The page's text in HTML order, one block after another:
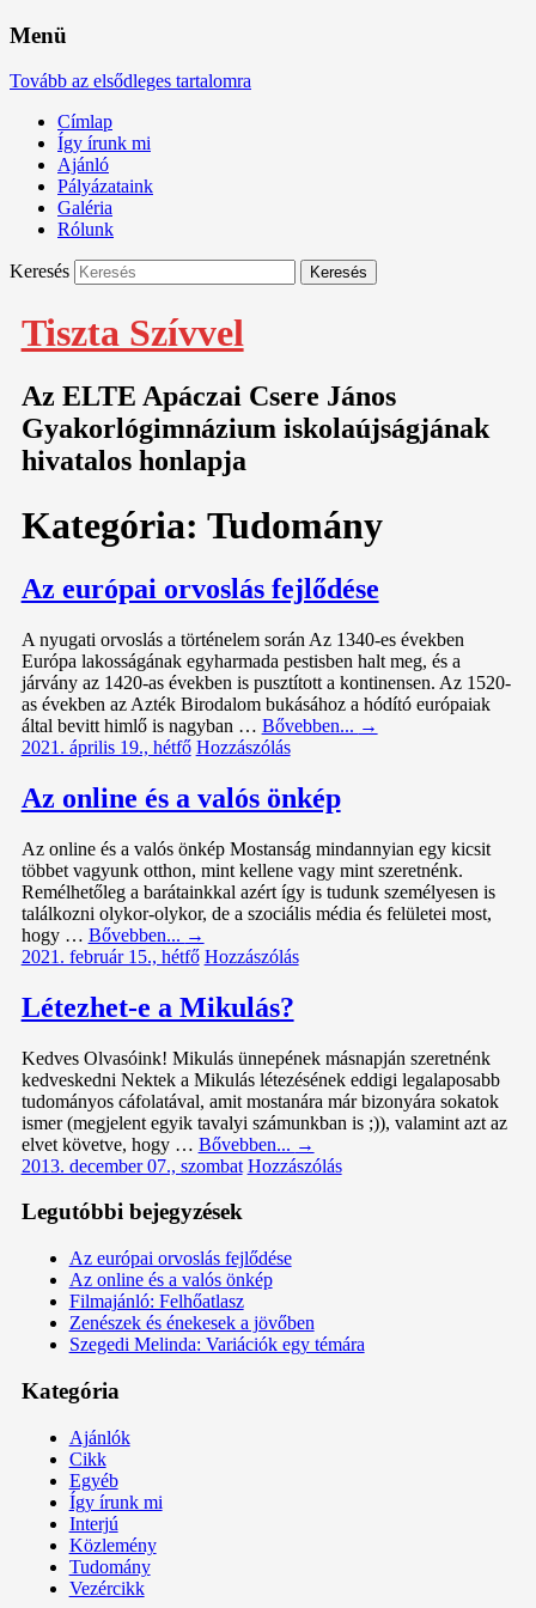
Menü
Tovább az elsődleges tartalomra
Címlap
Így írunk mi
Ajánló
Pályázataink
Galéria
Rólunk
Keresés
Tiszta Szívvel
Az ELTE Apáczai Csere János
Gyakorlógimnázium iskolaújságjának
hivatalos honlapja
Kategória: Tudomány
Az európai orvoslás fejlődése
A nyugati orvoslás a történelem során Az 1340-es években
Európa lakosságának egyharmada pestisben halt meg, és a
járvány az 1420-as években is pusztított a kontinensen. Az 1520-
as években az Azték Birodalom bukásához a hódító európaiak
által bevitt himlő is nagyban … Bővebben... →
2021. április 19., hétfő Hozzászólás
Az online és a valós önkép
Az online és a valós önkép Mostanság mindannyian egy kicsit
többet vagyunk otthon, mint kellene vagy mint szeretnénk.
Remélhetőleg a barátainkkal azért így is tudunk személyesen is
találkozni olykor-olykor, de a szociális média és felületei most,
hogy … Bővebben... →
2021. február 15., hétfő Hozzászólás
Létezhet-e a Mikulás?
Kedves Olvasóink! Mikulás ünnepének másnapján szeretnénk
kedveskedni Nektek a Mikulás létezésének eddigi legalaposabb
tudományos cáfolatával, amit mostanára már bizonyára sokatok
ismer (megjelent egyik tavalyi számunkban is ;)), valamint azt az
elvet követve, hogy … Bővebben... →
2013. december 07., szombat Hozzászólás
Legutóbbi bejegyzések
Az európai orvoslás fejlődése
Az online és a valós önkép
Filmajánló: Felhőatlasz
Zenészek és énekesek a jövőben
Szegedi Melinda: Variációk egy témára
Kategória
Ajánlók
Cikk
Egyéb
Így írunk mi
Interjú
Közlemény
Tudomány
Vezércikk